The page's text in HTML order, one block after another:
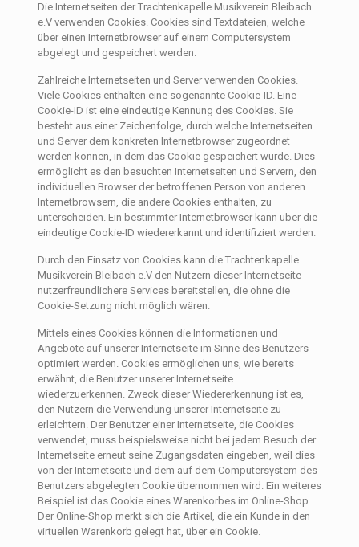
Die Internetseiten der Trachtenkapelle Musikverein Bleibach
e.V verwenden Cookies. Cookies sind Textdateien, welche
über einen Internetbrowser auf einem Computersystem
abgelegt und gespeichert werden.
Zahlreiche Internetseiten und Server verwenden Cookies.
Viele Cookies enthalten eine sogenannte Cookie-ID. Eine
Cookie-ID ist eine eindeutige Kennung des Cookies. Sie
besteht aus einer Zeichenfolge, durch welche Internetseiten
und Server dem konkreten Internetbrowser zugeordnet
werden können, in dem das Cookie gespeichert wurde. Dies
ermöglicht es den besuchten Internetseiten und Servern, den
individuellen Browser der betroffenen Person von anderen
Internetbrowsern, die andere Cookies enthalten, zu
unterscheiden. Ein bestimmter Internetbrowser kann über die
eindeutige Cookie-ID wiedererkannt und identifiziert werden.
Durch den Einsatz von Cookies kann die Trachtenkapelle
Musikverein Bleibach e.V den Nutzern dieser Internetseite
nutzerfreundlichere Services bereitstellen, die ohne die
Cookie-Setzung nicht möglich wären.
Mittels eines Cookies können die Informationen und
Angebote auf unserer Internetseite im Sinne des Benutzers
optimiert werden. Cookies ermöglichen uns, wie bereits
erwähnt, die Benutzer unserer Internetseite
wiederzuerkennen. Zweck dieser Wiedererkennung ist es,
den Nutzern die Verwendung unserer Internetseite zu
erleichtern. Der Benutzer einer Internetseite, die Cookies
verwendet, muss beispielsweise nicht bei jedem Besuch der
Internetseite erneut seine Zugangsdaten eingeben, weil dies
von der Internetseite und dem auf dem Computersystem des
Benutzers abgelegten Cookie übernommen wird. Ein weiteres
Beispiel ist das Cookie eines Warenkorbes im Online-Shop.
Der Online-Shop merkt sich die Artikel, die ein Kunde in den
virtuellen Warenkorb gelegt hat, über ein Cookie.